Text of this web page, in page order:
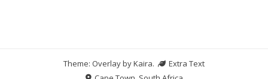
Theme: Overlay byKaira.
Extra Text